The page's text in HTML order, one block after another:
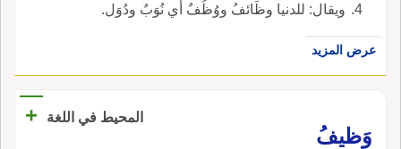
ويقال: للدنيا وظَائفُ ووُظُفٌ أي نُوَبٌ ودُوَل.
عرض المزيد
المحيط في اللغة
+
وَظيفُ